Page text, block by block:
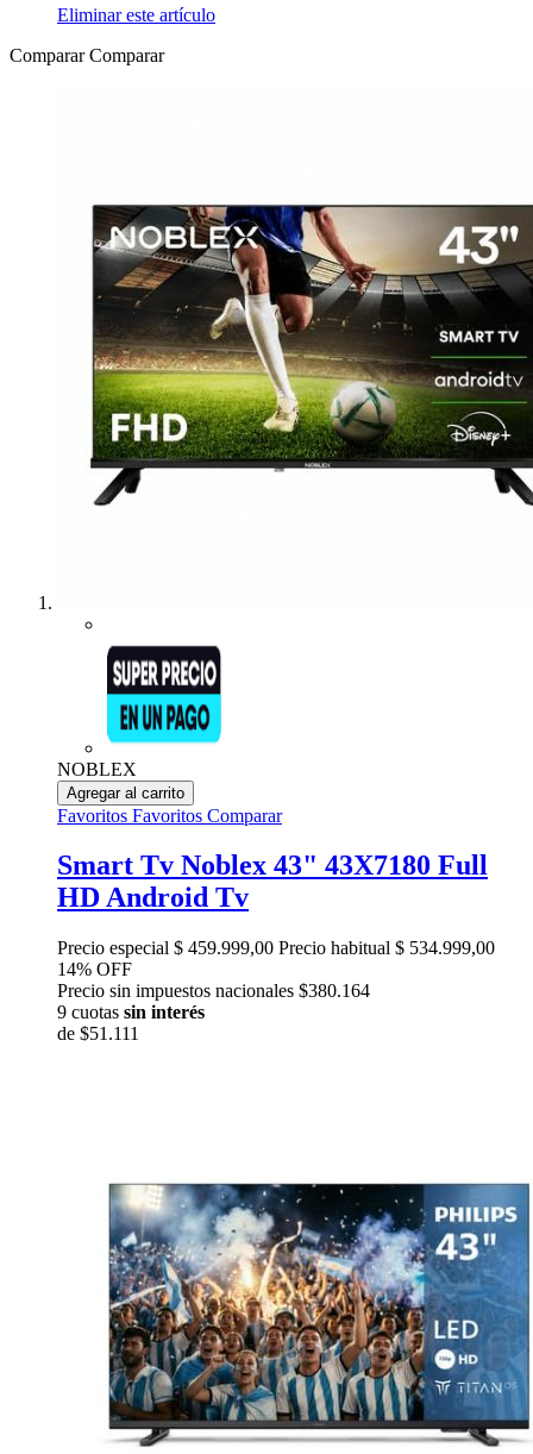
Eliminar este artículo
Comparar Comparar
NOBLEX
Agregar al carrito
Favoritos Favoritos Comparar
Smart Tv Noblex 43" 43X7180 Full
HD Android Tv
Precio especial $ 459.999,00 Precio habitual $ 534.999,00
14% OFF
Precio sin impuestos nacionales $380.164
9 cuotas sin interés
de $51.111